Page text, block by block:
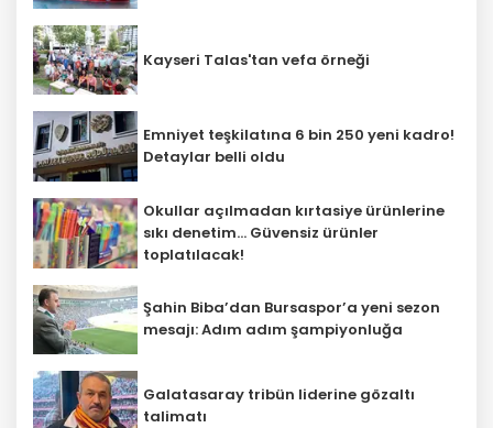
Kayseri Talas'tan vefa örneği
Emniyet teşkilatına 6 bin 250 yeni kadro!
Detaylar belli oldu
Okullar açılmadan kırtasiye ürünlerine
sıkı denetim... Güvensiz ürünler
toplatılacak!
Şahin Biba’dan Bursaspor’a yeni sezon
mesajı: Adım adım şampiyonluğa
Galatasaray tribün liderine gözaltı
talimatı